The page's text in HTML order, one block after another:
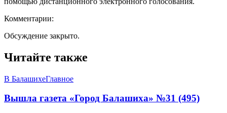
Комментарии:
Обсуждение закрыто.
Читайте также
В БалашихеГлавное
Вышла газета «Город Балашиха» №31 (495)